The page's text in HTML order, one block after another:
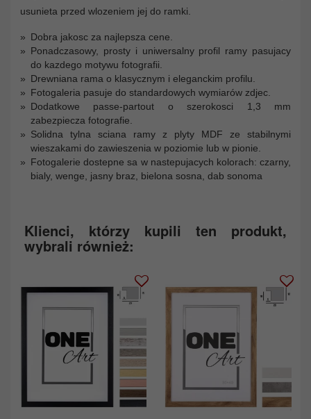
usunieta przed wlozeniem jej do ramki.
Dobra jakosc za najlepsza cene.
Ponadczasowy, prosty i uniwersalny profil ramy pasujacy
do kazdego motywu fotografii.
Drewniana rama o klasycznym i eleganckim profilu.
Fotogaleria pasuje do standardowych wymiarów zdjec.
Dodatkowe passe-partout o szerokosci 1,3 mm
zabezpiecza fotografie.
Solidna tylna sciana ramy z plyty MDF ze stabilnymi
wieszakami do zawieszenia w poziomie lub w pionie.
Fotogalerie dostepne sa w nastepujacych kolorach: czarny,
bialy, wenge, jasny braz, bielona sosna, dab sonoma
Klienci, którzy kupili ten produkt,
wybrali również: